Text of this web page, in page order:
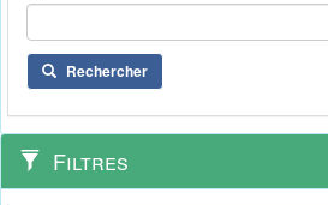
Rechercher
Filtres